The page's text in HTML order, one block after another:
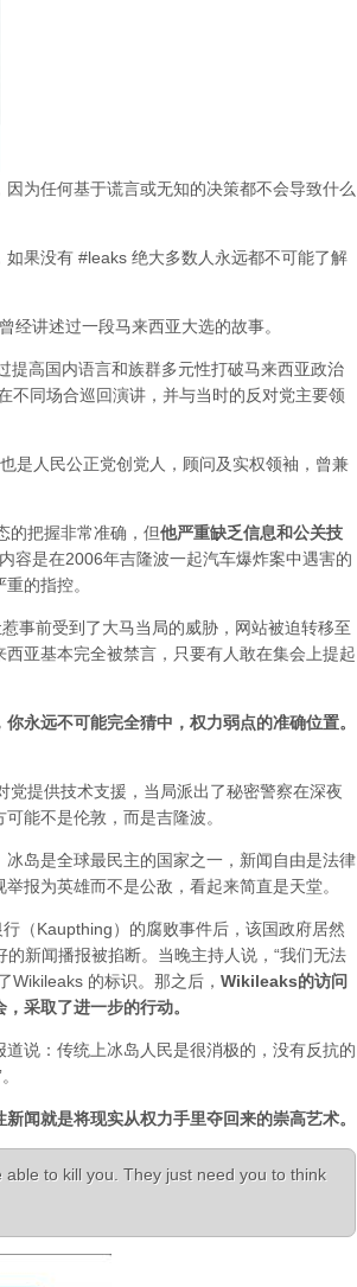
为任何基于谎言或无知的决策都不会导致什么
果没有 #leaks 绝大多数人永远都不可能了解
经讲述过一段马来西亚大选的故事。
提高国内语言和族群多元性打破马来西亚政治
不同场合巡回演讲，并与当时的反对党主要领
是人民公正党创党人，顾问及实权领袖，曾兼
的把握非常准确，但他严重缺乏信息和公关技
容是在2006年吉隆波一起汽车爆炸案中遇害的
的指控。
事前受到了大马当局的威胁，网站被迫转移至
亚基本完全被禁言，只要有人敢在集会上提起
永远不可能完全猜中，权力弱点的准确位置。
提供技术支援，当局派出了秘密警察在深夜
能不是伦敦，而是吉隆波。
冰岛是全球最民主的国家之一，新闻自由是法律
报为英雄而不是公敌，看起来简直是天堂。
（Kaupthing）的腐败事件后，该国政府居然
的新闻播报被掐断。当晚主持人说，“我们无法
Wikileaks 的标识。那之后， Wikileaks的访问
采取了进一步的行动。
说：传统上冰岛人民是很消极的，没有反抗的
闻就是将现实从权力手里夺回来的崇高艺术。
to kill you. They just need you to think